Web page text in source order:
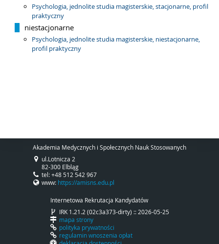
Psychologia, jednolite studia magisterskie, stacjonarne, profil
praktyczny
niestacjonarne
Psychologia, jednolite studia magisterskie, niestacjonarne,
profil praktyczny
Akademia Medycznych i Społecznych Nauk Stosowanych
ul.Lotnicza 2
82-300 Elbląg
tel: +48 512 542 967
www: https://amisns.edu.pl
Internetowa Rekrutacja Kandydatów
IRK 1.21.2 (02c3a373-dirty) :: 2026-05-25
mapa strony
polityka prywatności
regulamin wnoszenia opłat